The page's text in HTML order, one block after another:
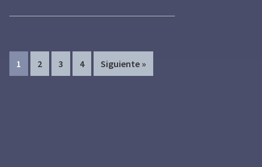
Page
1 Page
2 Page
3 Page
4 Siguiente »